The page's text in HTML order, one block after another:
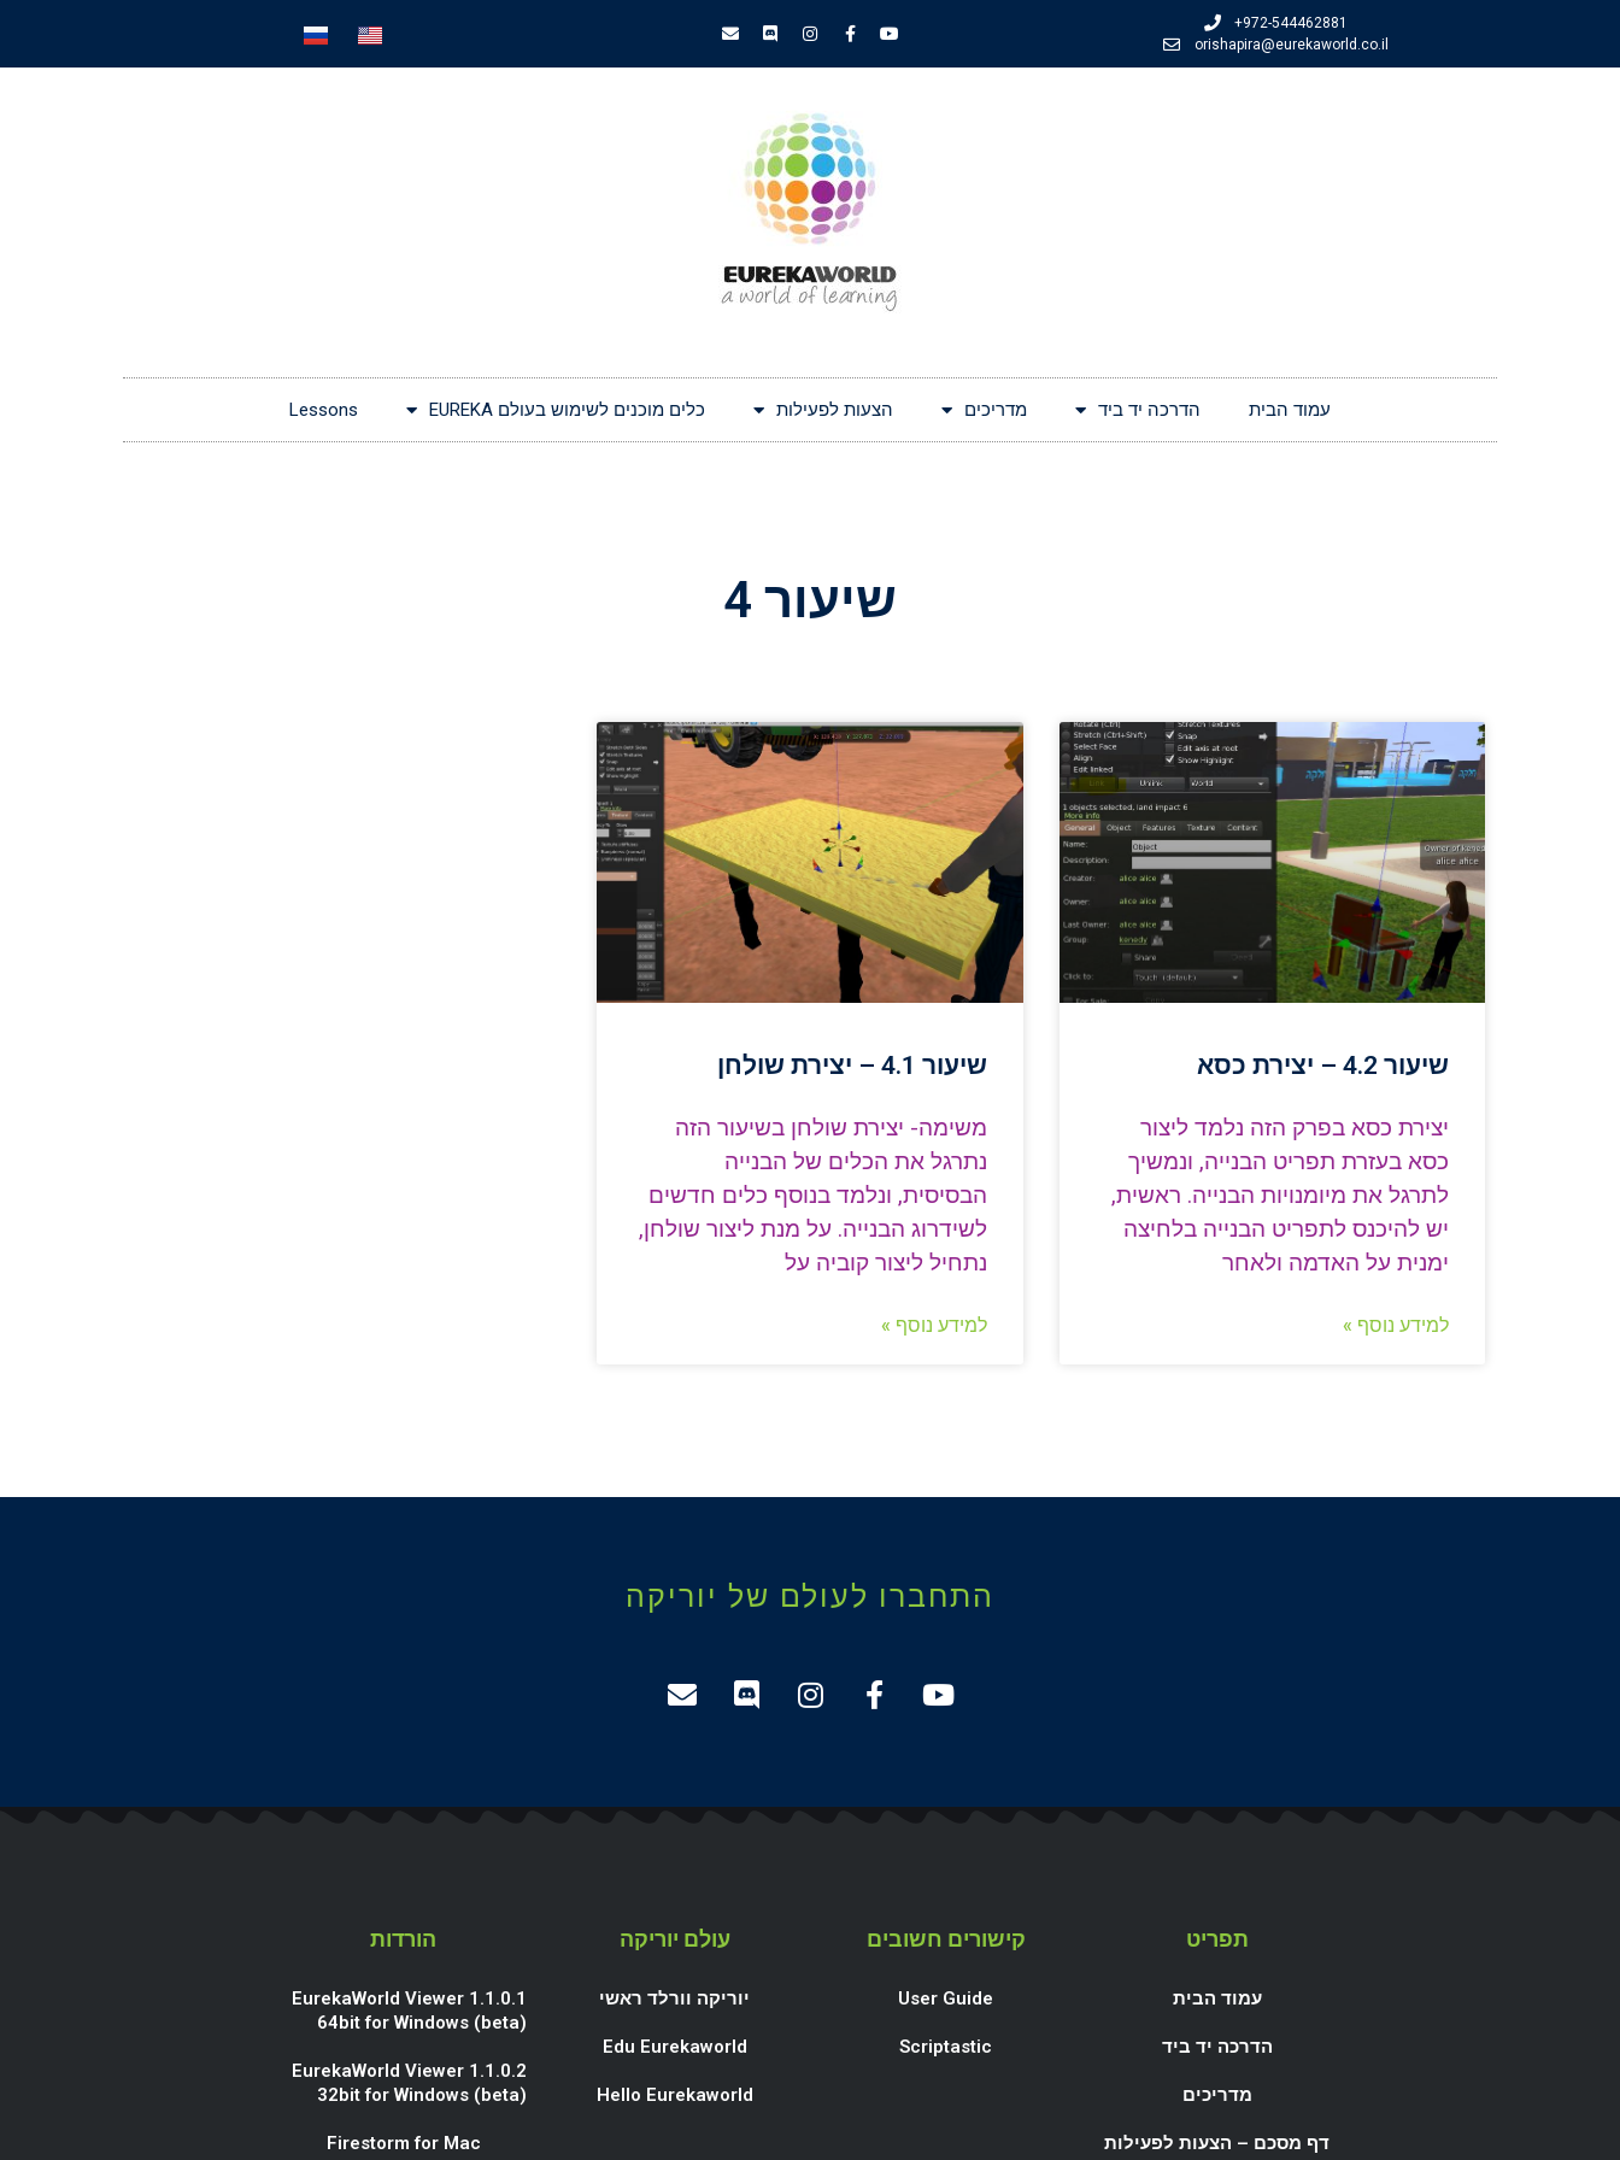
+972-544462881
orishapira@eurekaworld.co.il
עמוד הבית הדרכה יד ביד מדריכים הצעות לפעילות כלים מוכנים לשימוש בעולם EUREKA Lessons
שיעור 4
שיעור 4.2 – יצירת כסא
יצירת כסא בפרק הזה נלמד ליצור
כסא בעזרת תפריט הבנייה, ונמשיך
לתרגל את מיומנויות הבנייה. ראשית,
יש להיכנס לתפריט הבנייה בלחיצה
ימנית על האדמה ולאחר
למידע נוסף »
שיעור 4.1 – יצירת שולחן
משימה- יצירת שולחן בשיעור הזה
נתרגל את הכלים של הבנייה
הבסיסית, ונלמד בנוסף כלים חדשים
לשידרוג הבנייה. על מנת ליצור שולחן,
נתחיל ליצור קוביה על
למידע נוסף »
התחברו לעולם של יוריקה
תפריט
עמוד הבית
הדרכה יד ביד
מדריכים
דף מסכם – הצעות לפעילות
קישורים חשובים
User Guide
Scriptastic
עולם יוריקה
יוריקה וורלד ראשי
Edu Eurekaworld
Hello Eurekaworld
הורדות
EurekaWorld Viewer 1.1.0.1
64bit for Windows (beta)
EurekaWorld Viewer 1.1.0.2
32bit for Windows (beta)
Firestorm for Mac